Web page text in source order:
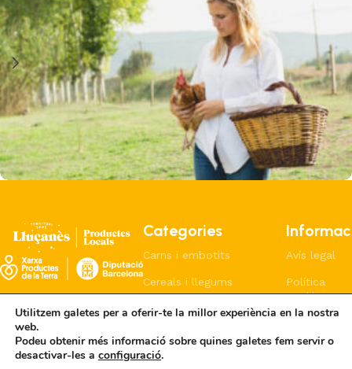
Masia Escrigas
Categories
Carns i embotits
Cereals i llegums
Formatges i lactis
Pa i coques
Cerveces i licors
Avís legal
Política
cookies
privacitat
Utilitzem galetes per a oferir-te la millor experiència en la nostra
web.
Podeu obtenir més informació sobre quines galetes fem servir o
desactivar-les a configuració.